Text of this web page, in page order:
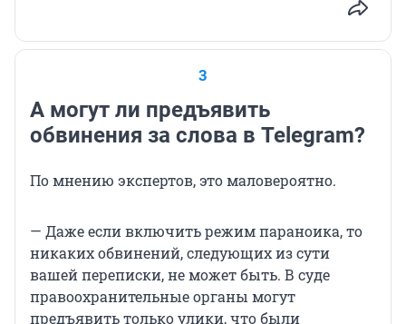
3
А могут ли предъявить
обвинения за слова в Telegram?
По мнению экспертов, это маловероятно.
— Даже если включить режим параноика, то
никаких обвинений, следующих из сути
вашей переписки, не может быть. В суде
правоохранительные органы могут
предъявить только улики, что были